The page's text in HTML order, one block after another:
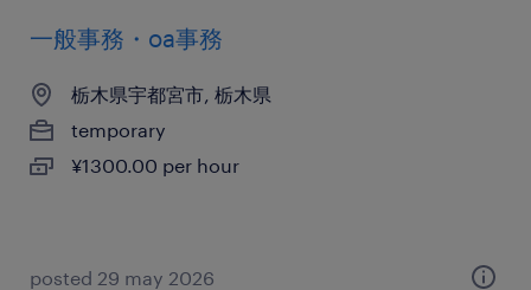
一般事務・oa事務
栃木県宇都宮市, 栃木県
temporary
¥1300.00 per hour
posted 29 may 2026